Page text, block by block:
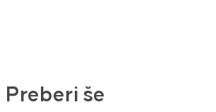
Preberi še